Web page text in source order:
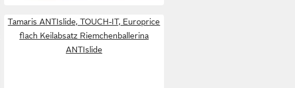
Tamaris ANTIslide, TOUCH-IT, Europrice
flach Keilabsatz Riemchenballerina
ANTIslide